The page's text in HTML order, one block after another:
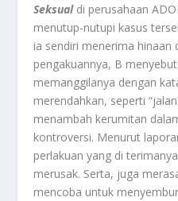
Seksualdi perusahaan
menutup-nutupi kasus
ia sendiri menerima hinaan
pengakuannya, B
memanggilanya dengan
merendahkan, seperti
menambah kerumitan
kontroversi. Menurut
perlakuan yang di
merusak. Serta, juga
mencoba untuk